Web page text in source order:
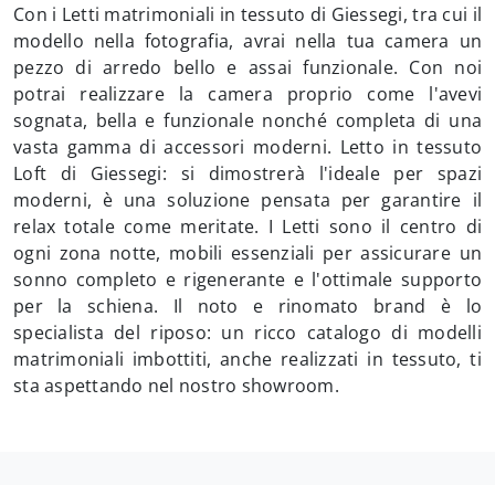
Con i Letti matrimoniali in tessuto di Giessegi, tra cui il
modello nella fotografia, avrai nella tua camera un
pezzo di arredo bello e assai funzionale. Con noi
potrai realizzare la camera proprio come l'avevi
sognata, bella e funzionale nonché completa di una
vasta gamma di accessori moderni. Letto in tessuto
Loft di Giessegi: si dimostrerà l'ideale per spazi
moderni, è una soluzione pensata per garantire il
relax totale come meritate. I Letti sono il centro di
ogni zona notte, mobili essenziali per assicurare un
sonno completo e rigenerante e l'ottimale supporto
per la schiena. Il noto e rinomato brand è lo
specialista del riposo: un ricco catalogo di modelli
matrimoniali imbottiti, anche realizzati in tessuto, ti
sta aspettando nel nostro showroom.